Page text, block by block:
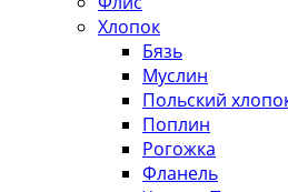
Хлопок
Бязь
Муслин
Польский
Поплин
Рогожка
Фланель